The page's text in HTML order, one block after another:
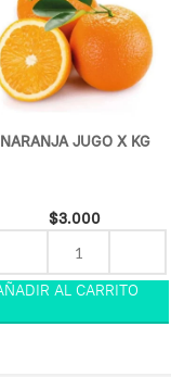
NARANJA JUGO X KG
$3.000